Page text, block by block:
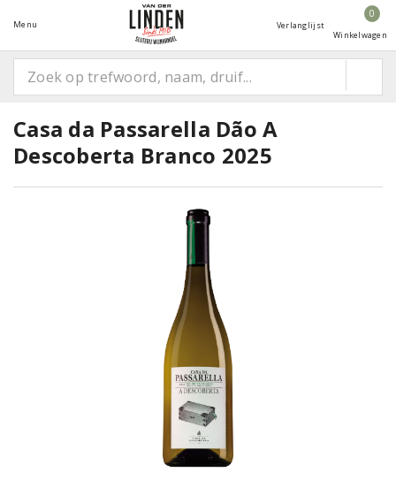
Menu Verlanglijst
0
Winkelwagen
Casa da Passarella Dão A
Descoberta Branco 2025